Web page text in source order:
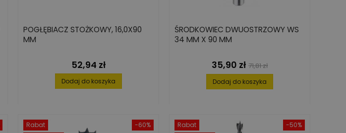
POGŁĘBIACZ STOŻKOWY, 16,0X90
MM
Cena
52,94 zł
Dodaj do koszyka
ŚRODKOWIEC DWUOSTRZOWY WS
34 MM X 90 MM
Cena
35,90 zł Cena
podstawowa
71,81 zł
Dodaj do koszyka
-60%
Rabat
-50%
Rabat